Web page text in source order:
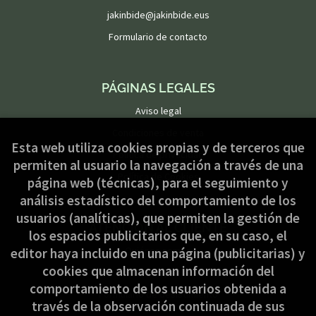
jakinbide@jakinbide.eus
Formulario de contacto
PÁGINAS LEGALES
Aviso legal
Política de privacidad
Política de Cookies
ATENCIÓN AL CLIENTE
Quiénes somos
Pedidos especiales
Formulario de desistimiento
Esta web utiliza cookies propias y de terceros que
permiten al usuario la navegación a través de una
página web (técnicas), para el seguimiento y
análisis estadístico del comportamiento de los
usuarios (analíticas), que permiten la gestión de
los espacios publicitarios que, en su caso, el
editor haya incluido en una página (publicitarias) y
cookies que almacenan información del
comportamiento de los usuarios obtenida a
través de la observación continuada de sus